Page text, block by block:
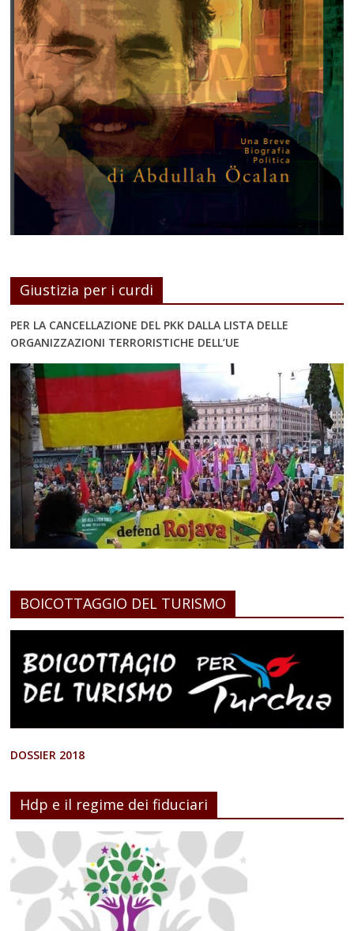
Giustizia per i curdi
PER LA CANCELLAZIONE DEL PKK DALLA LISTA DELLE
ORGANIZZAZIONI TERRORISTICHE DELL’UE
BOICOTTAGGIO DEL TURISMO
DOSSIER 2018
Hdp e il regime dei fiduciari